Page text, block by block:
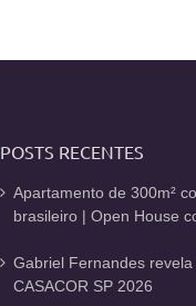
POSTS RECENTES
Apartamento de 300m²
brasileiro | Open House
Gabriel Fernandes
CASACOR SP 2026